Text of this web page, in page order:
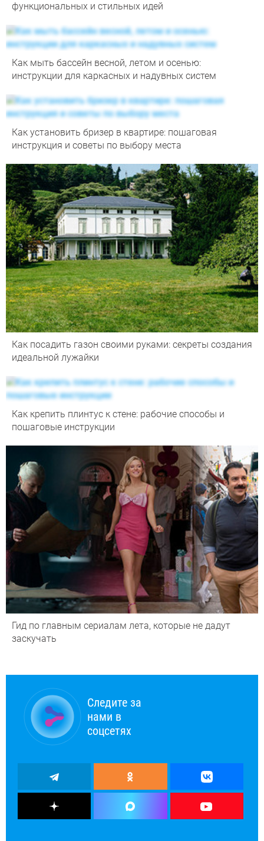
функциональных и стильных идей
Как мыть бассейн весной, летом и осенью:
инструкции для каркасных и надувных систем
Как установить бризер в квартире: пошаговая
инструкция и советы по выбору места
Как посадить газон своими руками: секреты создания
идеальной лужайки
Как крепить плинтус к стене: рабочие способы и
пошаговые инструкции
Гид по главным сериалам лета, которые не дадут
заскучать
Следите за
нами в
соцсетях